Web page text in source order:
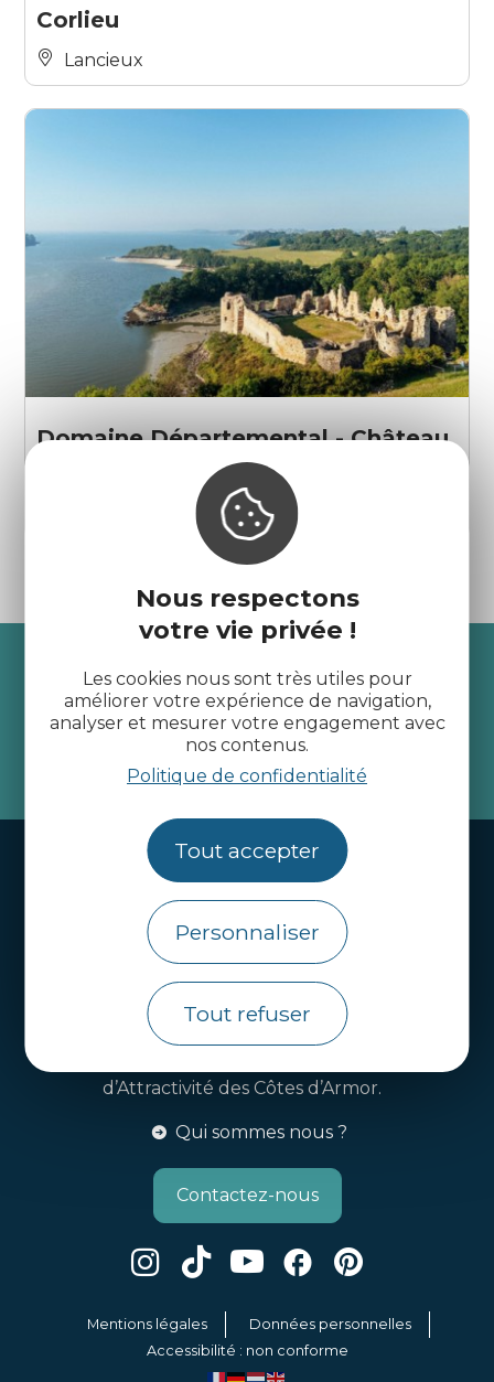
Nous respectons
votre vie privée !
Les cookies nous sont très utiles pour
améliorer votre expérience de navigation,
analyser et mesurer votre engagement avec
nos contenus.
Politique de confidentialité
Tout accepter
Personnaliser
Tout refuser
Corlieu
Lancieux
Domaine Départemental - Château
Recevez l’actualité des
Côtes d’Armor
je m'abonne
Handi-tourisme
Webcams
Brochures
Infos pratiques
Côtes d’Armor Destination
d’Attractivité des Côtes d’Armor.
Qui sommes nous ?
Contactez-nous
Mentions légales
Données personnelles
Accessibilité : non conforme